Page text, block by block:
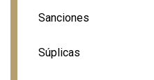
Sanciones
Súplicas